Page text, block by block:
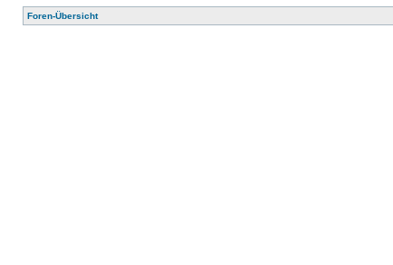
Foren-Übersicht